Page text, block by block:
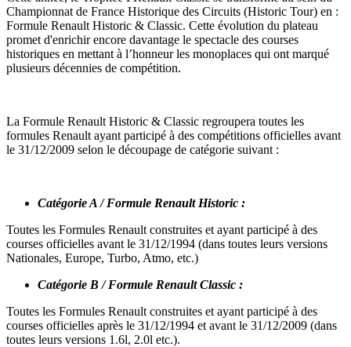
Championnat de France Historique des Circuits (Historic Tour) en :
Formule Renault Historic & Classic. Cette évolution du plateau
promet d'enrichir encore davantage le spectacle des courses
historiques en mettant à l’honneur les monoplaces qui ont marqué
plusieurs décennies de compétition.
La Formule Renault Historic & Classic regroupera toutes les
formules Renault ayant participé à des compétitions officielles avant
le 31/12/2009 selon le découpage de catégorie suivant :
Catégorie A / Formule Renault Historic :
Toutes les Formules Renault construites et ayant participé à des
courses officielles avant le 31/12/1994 (dans toutes leurs versions
Nationales, Europe, Turbo, Atmo, etc.)
Catégorie B / Formule Renault Classic :
Toutes les Formules Renault construites et ayant participé à des
courses officielles après le 31/12/1994 et avant le 31/12/2009 (dans
toutes leurs versions 1.6l, 2.0l etc.).